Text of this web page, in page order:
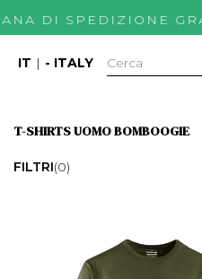
DI
IT | - ITALY
T-SHIRTS UOMO BOMBOOGIE
FILTRI(0)